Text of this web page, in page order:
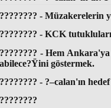
- Müzakerelerin
- KCK
- Hem
göstermek.
- ?–calan'ın